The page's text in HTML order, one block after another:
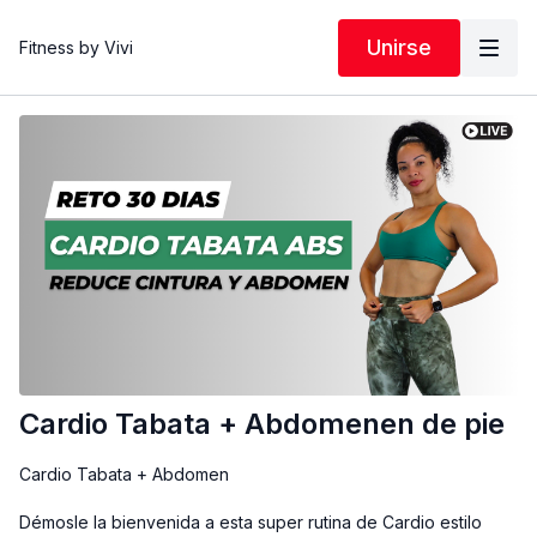
Fitness by Vivi Unirse
Cardio Tabata + Abdomenen de pie
Cardio Tabata + Abdomen
Démosle la bienvenida a esta super rutina de Cardio estilo